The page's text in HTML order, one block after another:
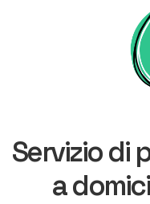
Servizio di
a